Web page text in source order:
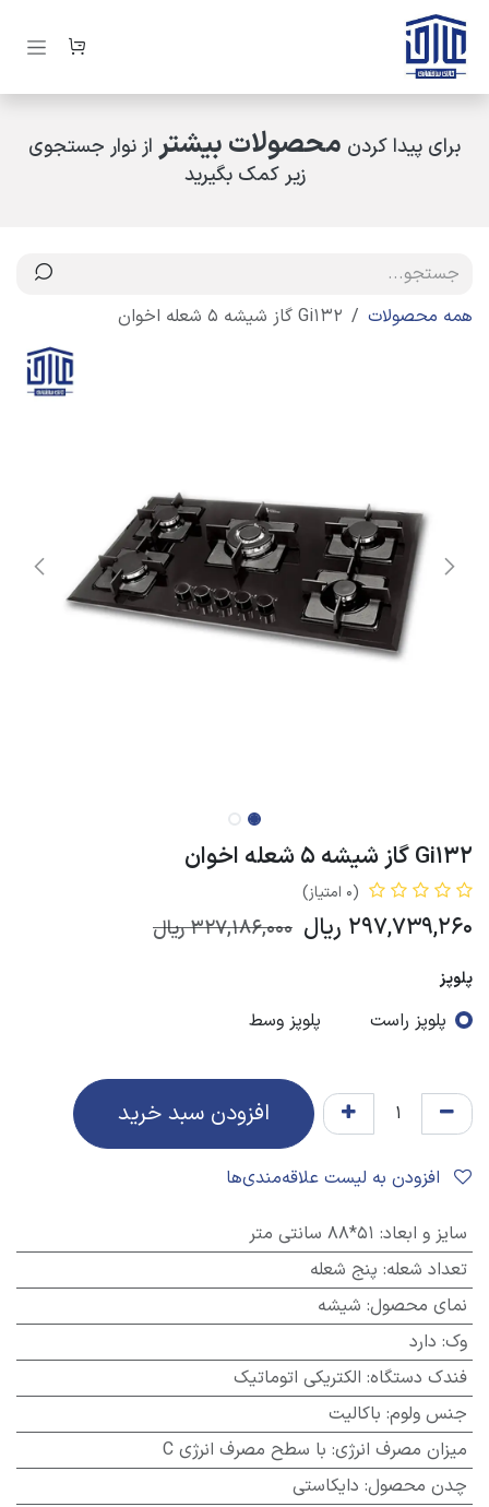
صرف نظر و مشاهده محتوا
برای پیدا کردن محصولات بیشتر از نوار جستجوی
زیر کمک بگیرید
همه محصولات Gi132 گاز شیشه 5 شعله اخوان
Gi132 گاز شیشه 5 شعله اخوان
(0 امتیاز)
297,739,260 ریال 327,186,000ریال
پلوپز
پلوپز راست پلوپز وسط
افزودن سبد خرید
سایز و ابعاد: 51*88 سانتی متر
تعداد شعله: پنج شعله
نمای محصول: شیشه
وک: دارد
فندک دستگاه: الکتریکی اتوماتیک
جنس ولوم: باکالیت
میزان مصرف انرژی: با سطح مصرف انرژی C
چدن محصول: دایکاستی